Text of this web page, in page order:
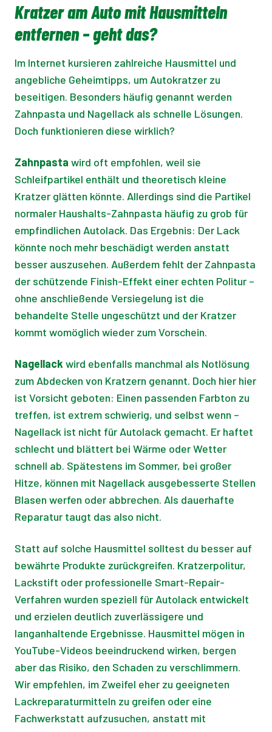
Kratzer am Auto mit Hausmitteln
entfernen – geht das?
Im Internet kursieren zahlreiche Hausmittel und
angebliche Geheimtipps, um Autokratzer zu
beseitigen. Besonders häufig genannt werden
Zahnpasta und Nagellack als schnelle Lösungen.
Doch funktionieren diese wirklich?
Zahnpasta wird oft empfohlen, weil sie
Schleifpartikel enthält und theoretisch kleine
Kratzer glätten könnte. Allerdings sind die Partikel
normaler Haushalts-Zahnpasta häufig zu grob für
empfindlichen Autolack. Das Ergebnis: Der Lack
könnte noch mehr beschädigt werden anstatt
besser auszusehen. Außerdem fehlt der Zahnpasta
der schützende Finish-Effekt einer echten Politur –
ohne anschließende Versiegelung ist die
behandelte Stelle ungeschützt und der Kratzer
kommt womöglich wieder zum Vorschein.
Nagellack wird ebenfalls manchmal als Notlösung
zum Abdecken von Kratzern genannt. Doch hier hier
ist Vorsicht geboten: Einen passenden Farbton zu
treffen, ist extrem schwierig, und selbst wenn –
Nagellack ist nicht für Autolack gemacht. Er haftet
schlecht und blättert bei Wärme oder Wetter
schnell ab. Spätestens im Sommer, bei großer
Hitze, können mit Nagellack ausgebesserte Stellen
Blasen werfen oder abbrechen. Als dauerhafte
Reparatur taugt das also nicht.
Statt auf solche Hausmittel solltest du besser auf
bewährte Produkte zurückgreifen. Kratzerpolitur,
Lackstift oder professionelle Smart-Repair-
Verfahren wurden speziell für Autolack entwickelt
und erzielen deutlich zuverlässigere und
langanhaltende Ergebnisse. Hausmittel mögen in
YouTube-Videos beeindruckend wirken, bergen
aber das Risiko, den Schaden zu verschlimmern.
Wir empfehlen, im Zweifel eher zu geeigneten
Lackreparaturmitteln zu greifen oder eine
Fachwerkstatt aufzusuchen, anstatt mit